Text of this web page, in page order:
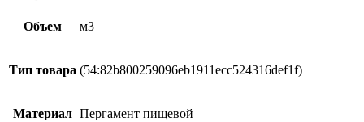
Объем м3
Тип товара (54:82b800259096eb1911ecc524316def1f)
Материал Пергамент пищевой